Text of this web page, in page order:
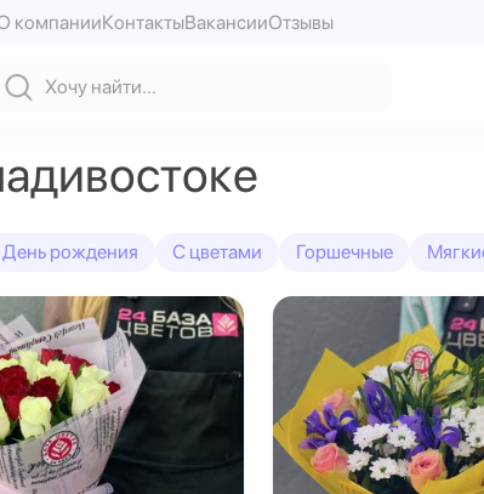
компанииКонтактыВакансииОтзывы
День рождения С цветами Горшечные